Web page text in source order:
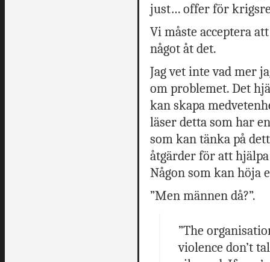
just… offer för
Vi måste acceptera
något åt det.
Jag vet inte vad mer
om problemet. Det
kan skapa
läser detta som har
som kan tänka på
åtgärder för att
Någon som kan höja
”Men männen då?”.
”The
violence don’t